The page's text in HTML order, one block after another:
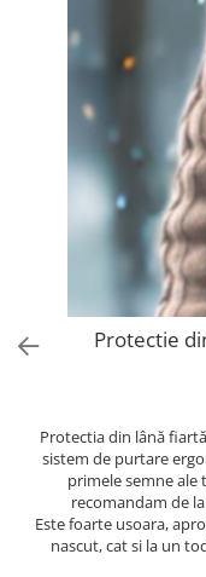
Protectie
Protectia din lână
sistem de purtare
primele semne ale
recomandam de
Este foarte usoara,
nascut, cat si la un